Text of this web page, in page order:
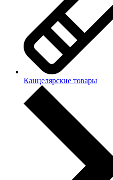
Канцелярские товары